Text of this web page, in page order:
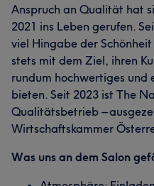
Anspruch an Qualität hat
2021 ins Leben gerufen.
viel Hingabe der
stets mit dem Ziel, ihren
rundum hochwertiges und
bieten. Seit 2023 ist The
Qualitätsbetrieb –
Wirtschaftskammer
Was uns an dem Salon